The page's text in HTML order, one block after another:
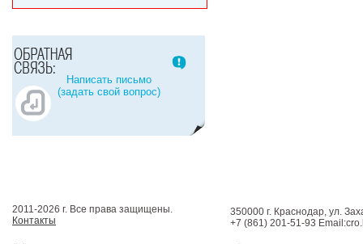
Написать письмо
(задать свой вопрос)
2011-2026 г. Все права защищены.
Контакты
350000 г. Краснодар, ул.
+7 (861) 201-51-93